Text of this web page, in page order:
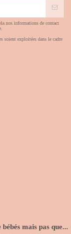
nos informations de contact
soient exploitées dans le cadre
mais pas que...